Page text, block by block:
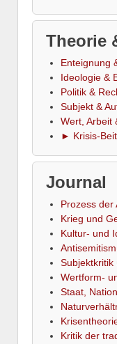
Theorie
Enteignung
Ideologie &
Politik &
Subjekt &
Wert, Arbeit
► Krisis-
Journal
Prozess der
Krieg und
Kultur- und
Subjektkritik
Wertform-
Staat,
Kritik der